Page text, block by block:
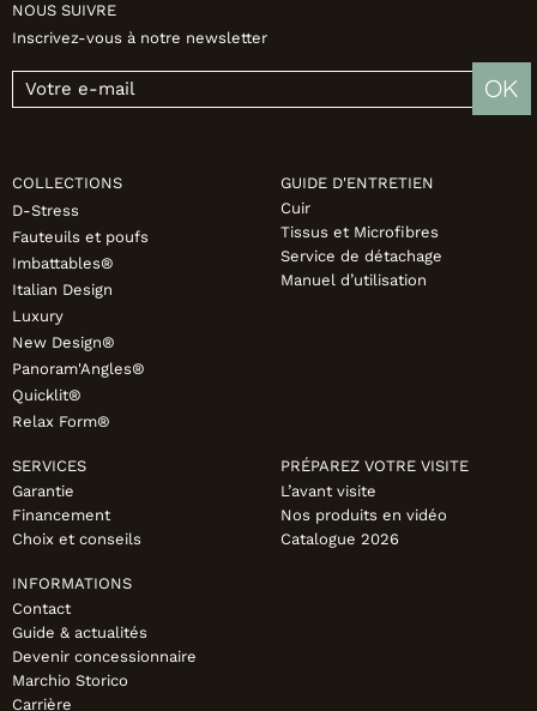
NOUS SUIVRE
Inscrivez-vous à notre newsletter
OK
COLLECTIONS
D-Stress
Fauteuils et poufs
Imbattables®
Italian Design
Luxury
New Design®
Panoram'Angles®
Quicklit®
Relax Form®
GUIDE D'ENTRETIEN
Cuir
Tissus et Microfibres
Service de détachage
Manuel d’utilisation
SERVICES
Garantie
Financement
Choix et conseils
PRÉPAREZ VOTRE VISITE
L’avant visite
Nos produits en vidéo
Catalogue 2026
INFORMATIONS
Contact
Guide & actualités
Devenir concessionnaire
Marchio Storico
Carrière